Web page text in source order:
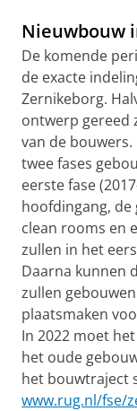
Nieuwbouw
De komende
de exacte
Zernikeborg.
ontwerp gereed
van de
twee fases
eerste fase
hoofdingang,
clean rooms en
zullen in het
Daarna kunnen
zullen
plaatsmaken
In 2022 moet
het oude
het bouwtraject
www.rug.nl/fse/